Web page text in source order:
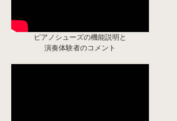
ピアノシューズの機能説明と
演奏体験者のコメント